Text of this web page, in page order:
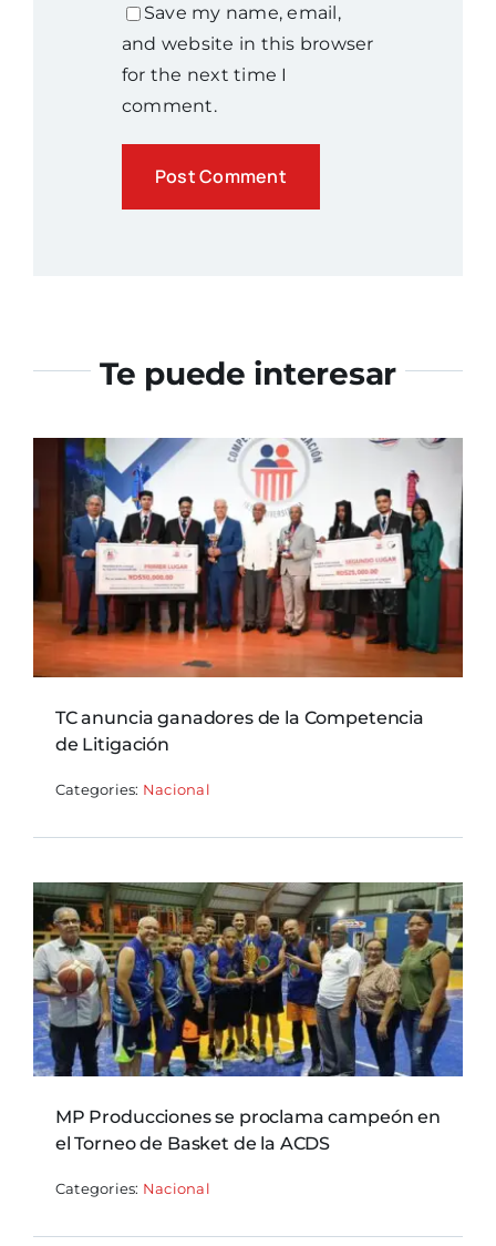
Save my name, email,
and website in this browser
for the next time I
comment.
Te puede interesar
TC anuncia ganadores de la Competencia
de Litigación
Categories: Nacional
MP Producciones se proclama campeón en
el Torneo de Basket de la ACDS
Categories: Nacional